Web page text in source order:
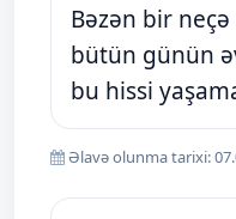
Bəzən bir
bütün günün
bu hissi
Əlavə olunma tarixi: